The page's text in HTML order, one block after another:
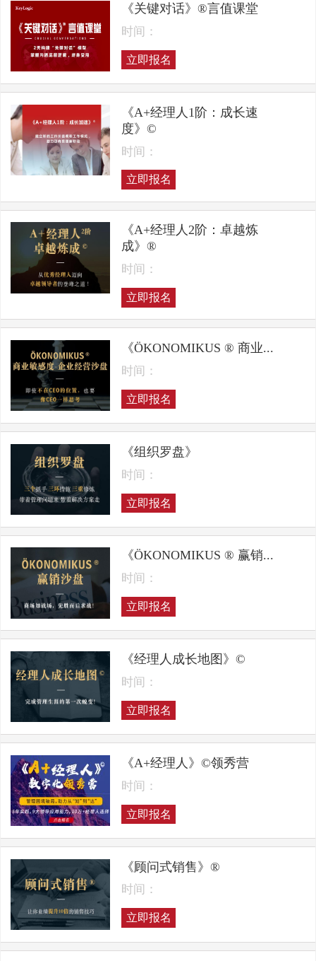
《关键对话》®言值课堂
时间：
立即报名
《A+经理人1阶：成长速
度》©
时间：
立即报名
《A+经理人2阶：卓越炼
成》®
时间：
立即报名
《ÖKONOMIKUS ® 商业...
时间：
立即报名
《组织罗盘》
时间：
立即报名
《ÖKONOMIKUS ® 赢销...
时间：
立即报名
《经理人成长地图》©
时间：
立即报名
《A+经理人》©领秀营
时间：
立即报名
《顾问式销售》®
时间：
立即报名